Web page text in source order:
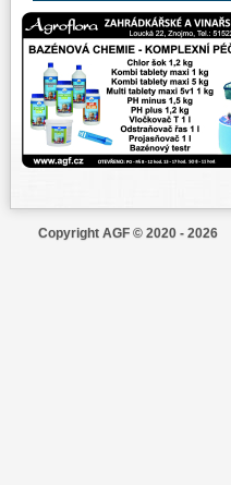
Copyright AGF © 2020 - 2026